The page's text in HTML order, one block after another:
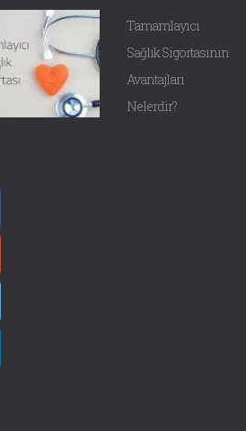
Tamamlayıcı
Sağlık Sigortasının
Avantajları
Nelerdir?